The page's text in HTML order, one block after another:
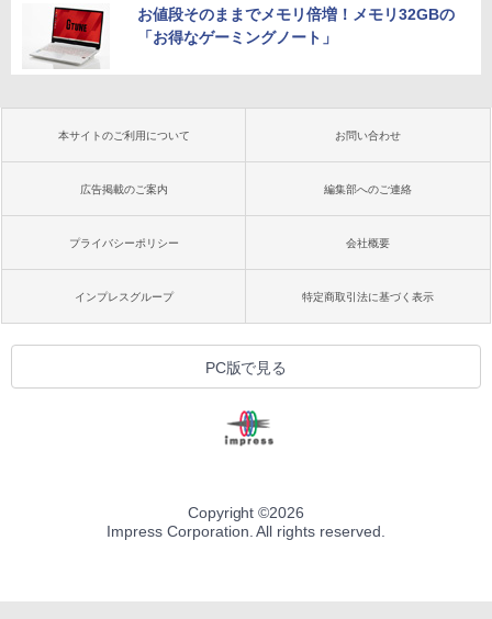
お値段そのままでメモリ倍増！メモリ32GBの
「お得なゲーミングノート」
本サイトのご利用について お問い合わせ
広告掲載のご案内 編集部へのご連絡
プライバシーポリシー 会社概要
インプレスグループ 特定商取引法に基づく表示
PC版で見る
Copyright ©2026
Impress Corporation. All rights reserved.